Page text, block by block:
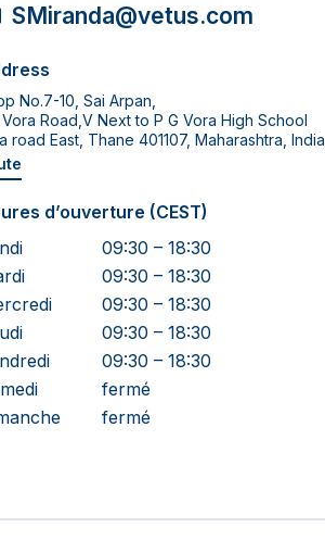
SMiranda@vetus.com
No.7-10, Sai Arpan,
Vora Road,V Next to P G Vora High School
road East, Thane 401107, Maharashtra, India
d’ouverture (CEST)
09:30 – 18:30
09:30 – 18:30
09:30 – 18:30
09:30 – 18:30
09:30 – 18:30
fermé
fermé